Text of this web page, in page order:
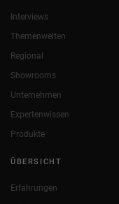
Interviews
Themenwelten
Regional
Showrooms
Unternehmen
Expertenwissen
Produkte
ÜBERSICHT
Erfahrungen